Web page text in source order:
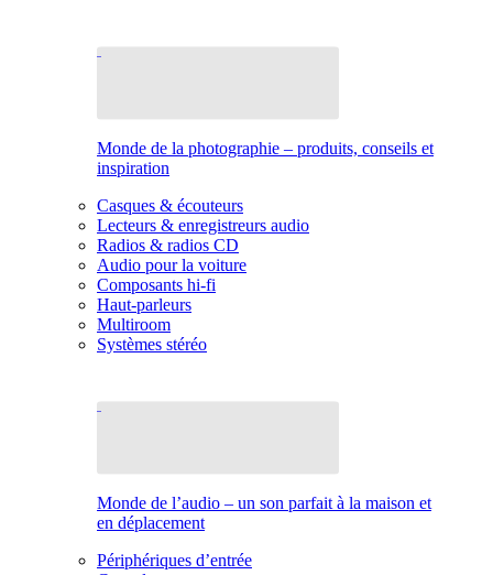
Monde de la photographie – produits, conseils et
inspiration
Casques & écouteurs
Lecteurs & enregistreurs audio
Radios & radios CD
Audio pour la voiture
Composants hi-fi
Haut-parleurs
Multiroom
Systèmes stéréo
Monde de l’audio – un son parfait à la maison et
en déplacement
Périphériques d’entrée